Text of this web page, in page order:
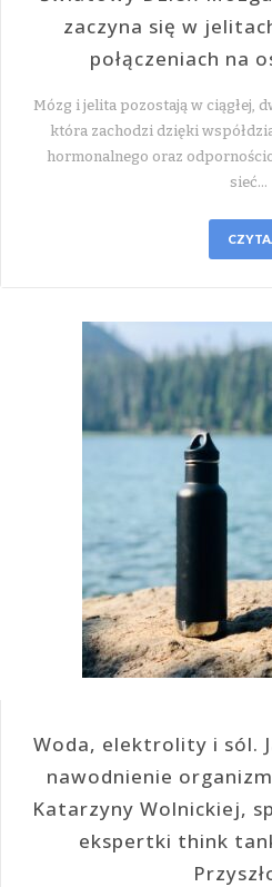
zaczyna się w
połączeniach na
Mózg i jelita pozostają w ciągłej,
która zachodzi dzięki
hormonalnego oraz
sieć…
Woda, elektrolity i sól.
nawodnienie
Katarzyny Wolnickiej,
ekspertki think